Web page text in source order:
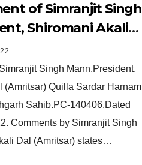
of Simranjit Singh
Shiromani Akali
Singh Mann,President,
(Amritsar) Quilla Sardar Harnam
Sahib.PC-140406.Dated
Comments by Simranjit Singh
Dal (Amritsar) states…